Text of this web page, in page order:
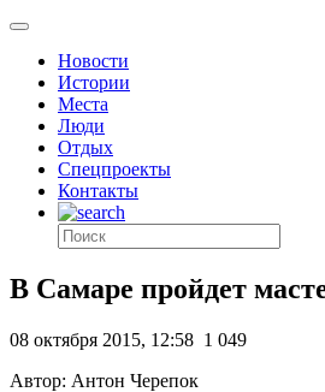
Новости
Истории
Места
Люди
Отдых
Спецпроекты
Контакты
В Самаре пройдет
08 октября 2015, 12:58 1 049
Автор: Антон Черепок